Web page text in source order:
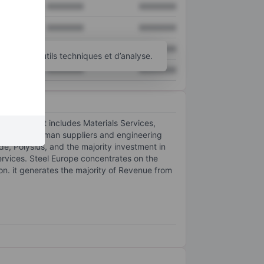
XXXXXXX XXXXXXX
d’autres outils techniques et d’analyse.
segment includes Materials Services,
of the German suppliers and engineering
Polysius, and the majority investment in
Steel Europe concentrates on the
it generates the majority of Revenue from